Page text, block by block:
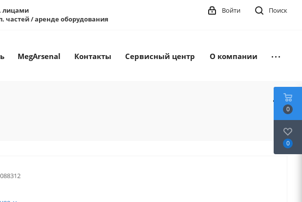
лицами
частей / аренде оборудования
Поиск
Войти
MegArsenal Контакты Сервисный центр О компании
0
0